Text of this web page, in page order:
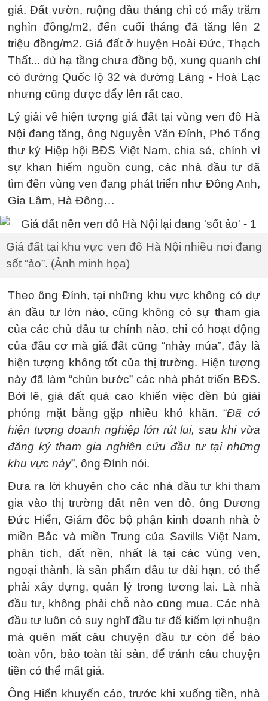
giá. Đất vườn, ruộng đầu tháng chỉ có mấy trăm
nghìn đồng/m2, đến cuối tháng đã tăng lên 2
triệu đồng/m2. Giá đất ở huyện Hoài Đức, Thạch
Thất... dù hạ tầng chưa đồng bộ, xung quanh chỉ
có đường Quốc lộ 32 và đường Láng - Hoà Lạc
nhưng cũng được đẩy lên rất cao.
Lý giải về hiện tượng giá đất tại vùng ven đô Hà
Nội đang tăng, ông Nguyễn Văn Đính, Phó Tổng
thư ký Hiệp hội BĐS Việt Nam, chia sẻ, chính vì
sự khan hiếm nguồn cung, các nhà đầu tư đã
tìm đến vùng ven đang phát triển như Đông Anh,
Gia Lâm, Hà Đông…
Giá đất tại khu vực ven đô Hà Nội nhiều nơi đang
sốt “ảo”. (Ảnh minh họa)
Theo ông Đính, tại những khu vực không có dự
án đầu tư lớn nào, cũng không có sự tham gia
của các chủ đầu tư chính nào, chỉ có hoạt động
của đầu cơ mà giá đất cũng “nhảy múa”, đây là
hiện tượng không tốt của thị trường. Hiện tượng
này đã làm “chùn bước” các nhà phát triển BĐS.
Bởi lẽ, giá đất quá cao khiến việc đền bù giải
phóng mặt bằng gặp nhiều khó khăn. “Đã có
hiện tượng doanh nghiệp lớn rút lui, sau khi vừa
đăng ký tham gia nghiên cứu đầu tư tại những
khu vực này”, ông Đính nói.
Đưa ra lời khuyên cho các nhà đầu tư khi tham
gia vào thị trường đất nền ven đô, ông Dương
Đức Hiển, Giám đốc bộ phận kinh doanh nhà ở
miền Bắc và miền Trung của Savills Việt Nam,
phân tích, đất nền, nhất là tại các vùng ven,
ngoại thành, là sản phẩm đầu tư dài hạn, có thể
phải xây dựng, quản lý trong tương lai. Là nhà
đầu tư, không phải chỗ nào cũng mua. Các nhà
đầu tư luôn có suy nghĩ đầu tư để kiếm lợi nhuận
mà quên mất câu chuyện đầu tư còn để bảo
toàn vốn, bảo toàn tài sản, để tránh câu chuyện
tiền có thể mất giá.
Ông Hiển khuyến cáo, trước khi xuống tiền, nhà